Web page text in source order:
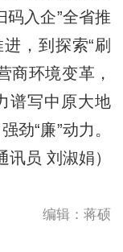
码入企”全省推
，到探索“刷
商环境变革，
谱写中原大地
劲“廉”动力。
讯员 刘淑娟）
编辑：蒋硕